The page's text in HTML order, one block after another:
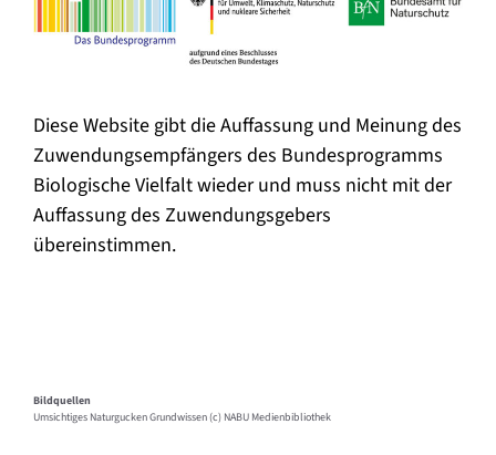
Diese Website gibt die Auffassung und Meinung des
Zuwendungsempfängers des Bundesprogramms
Biologische Vielfalt wieder und muss nicht mit der
Auffassung des Zuwendungsgebers
übereinstimmen.
Bildquellen
Umsichtiges Naturgucken Grundwissen (c) NABU Medienbibliothek